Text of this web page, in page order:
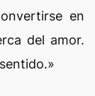
en
del amor.